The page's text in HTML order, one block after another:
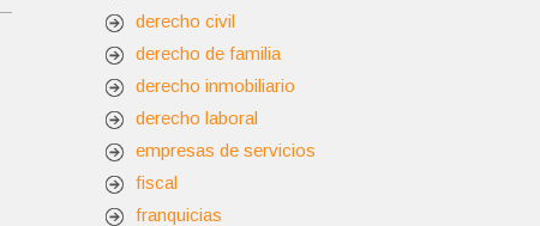
derecho civil
derecho de familia
derecho inmobiliario
derecho laboral
empresas de servicios
fiscal
franquicias